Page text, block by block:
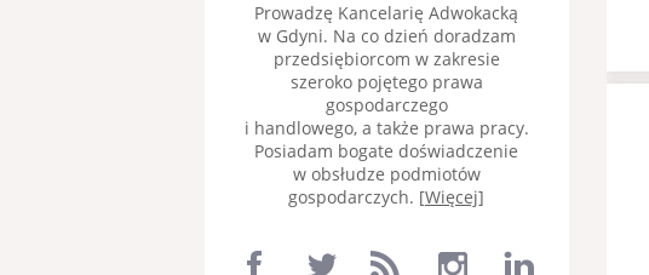
Prowadzę Kancelarię Adwokacką
w Gdyni. Na co dzień doradzam
przedsiębiorcom w zakresie
szeroko pojętego prawa
gospodarczego
i handlowego, a także prawa pracy.
Posiadam bogate doświadczenie
w obsłudze podmiotów
gospodarczych. [Więcej]